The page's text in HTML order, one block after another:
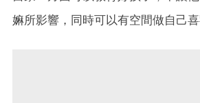
嫲所影響，同時可以有空間做自己喜